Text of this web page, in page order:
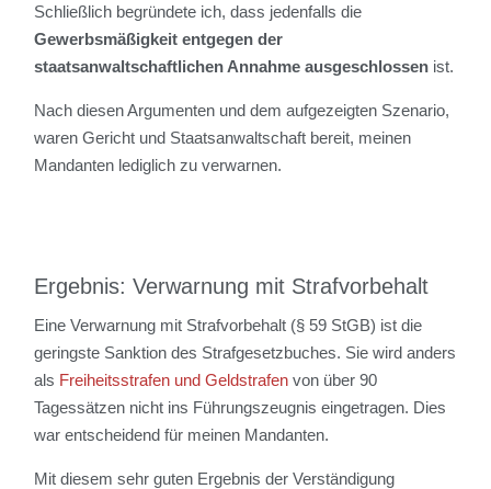
Schließlich begründete ich, dass jedenfalls die
Gewerbsmäßigkeit entgegen der
staatsanwaltschaftlichen Annahme ausgeschlossen ist.
Nach diesen Argumenten und dem aufgezeigten Szenario,
waren Gericht und Staatsanwaltschaft bereit, meinen
Mandanten lediglich zu verwarnen.
Ergebnis: Verwarnung mit Strafvorbehalt
Eine Verwarnung mit Strafvorbehalt (§ 59 StGB) ist die
geringste Sanktion des Strafgesetzbuches. Sie wird anders
als Freiheitsstrafen und Geldstrafen von über 90
Tagessätzen nicht ins Führungszeugnis eingetragen. Dies
war entscheidend für meinen Mandanten.
Mit diesem sehr guten Ergebnis der Verständigung